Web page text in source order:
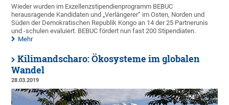
Wieder wurden im Exzellenzstipendienprogramm BEBUC
herausragende Kandidaten und „Verlängerer“ im Osten, Norden und
Süden der Demokratischen Republik Kongo an 14 der 25 Partnerunis
und -schulen evaluiert. BEBUC fördert nun fast 200 Stipendiaten.
Mehr
Kilimandscharo: Ökosysteme im globalen
Wandel
28.03.2019